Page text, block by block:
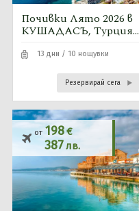
Почивки Лято 2026 в
КУШАДАСЪ, Турция -
автобусна програма
13 дни / 10 нощувки
Резервирай сега
от 198€
387лв.